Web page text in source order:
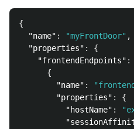
{
"name" : "myFrontDoor" ,
"properties" :
{
"frontendEndpoints" :
{
"name" :
"properties" :
{
"hostName" :